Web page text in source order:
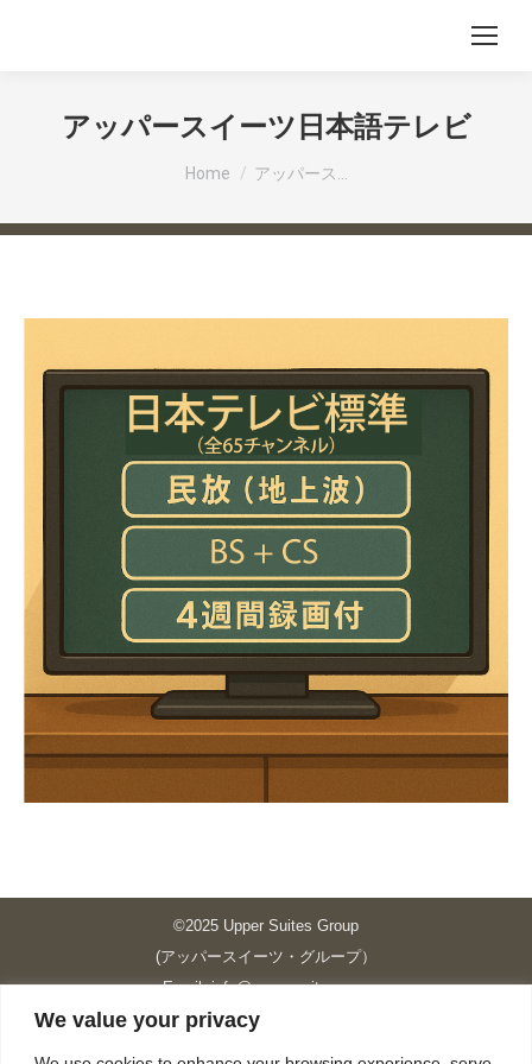
We value your privacy
アッパースイーツ日本語テレビ
You are here:
Home アッパース…
©2025 Upper Suites Group
(アッパースイーツ・グループ）
Email: info@upper-suites.com
----------------------------------------------------------------